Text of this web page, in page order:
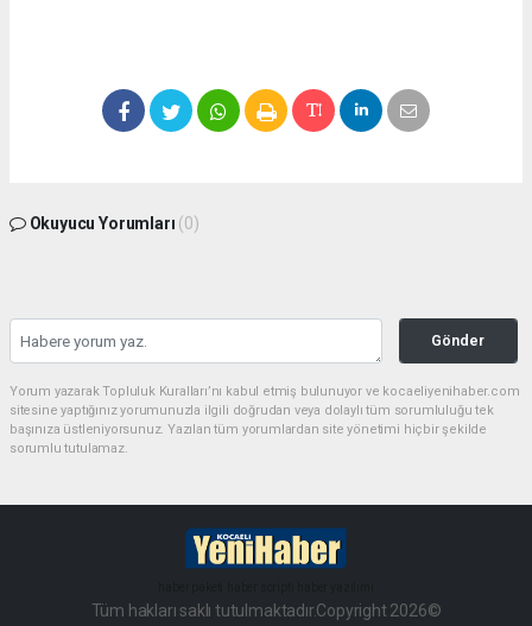
Okuyucu Yorumları (0)
Gönder
Yorum yazarak Topluluk Kuralları’nı kabul etmiş bulunuyor ve kocaeliyenihaber.com
sitesine yaptığınız yorumunuzla ilgili doğrudan veya dolaylı tüm sorumluluğu tek
başınıza üstleniyorsunuz. Yazılan tüm yorumlardan site yönetimi hiçbir şekilde
sorumlu tutulamaz.
Tüm hakları saklı tutulmaktadır.Copyright 2026©